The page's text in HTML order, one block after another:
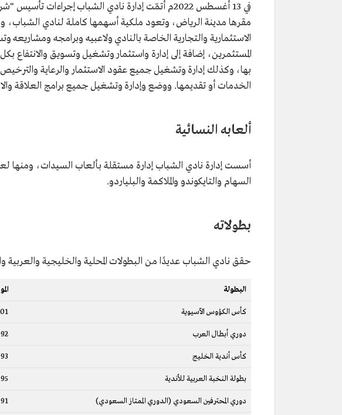
في 13 أغسطس 2022م أتمّت إدارة نادي الشباب
مقرها مدينة الرياض، وتعود ملكية أسهمها كاملة لنادي
الاستثمارية والتجارية الخاصة بالنادي ولاعبيه وبرامجه
المستثمرين، إضافة إلى إدارة واستثمار وتشغيل وتسويق والانتفاع
بها، وكذلك إدارة وتشغيل جميع عقود الاستثمار والرعاية
الخدمات أو تقديمها. ووضع وإدارة وتشغيل جميع برامج العلاقة
ألعابه النسائية
أسست إدارة نادي الشباب إدارة مستقلة بألعاب السيدات، ومنها
السهام والتايكوندو والملاكمة والبلياردو.
بطولاته
حقق نادي الشباب عديدًا من البطولات المحلية والخليجية والعربية
البطولة
كأس الكؤوس الآسيوية
دوري أبطال العرب 1999
كأس أندية الخليج 1994
بطولة النخبة العربية للأندية 2000
دوري المحترفين السعودي (الدوري الممتاز السعودي) - 2006 - 2012